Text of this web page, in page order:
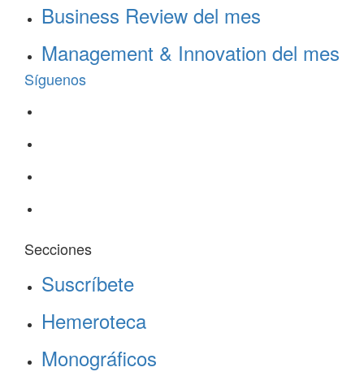
Business Review del mes
Management & Innovation del mes
Síguenos
Secciones
Suscríbete
Hemeroteca
Monográficos